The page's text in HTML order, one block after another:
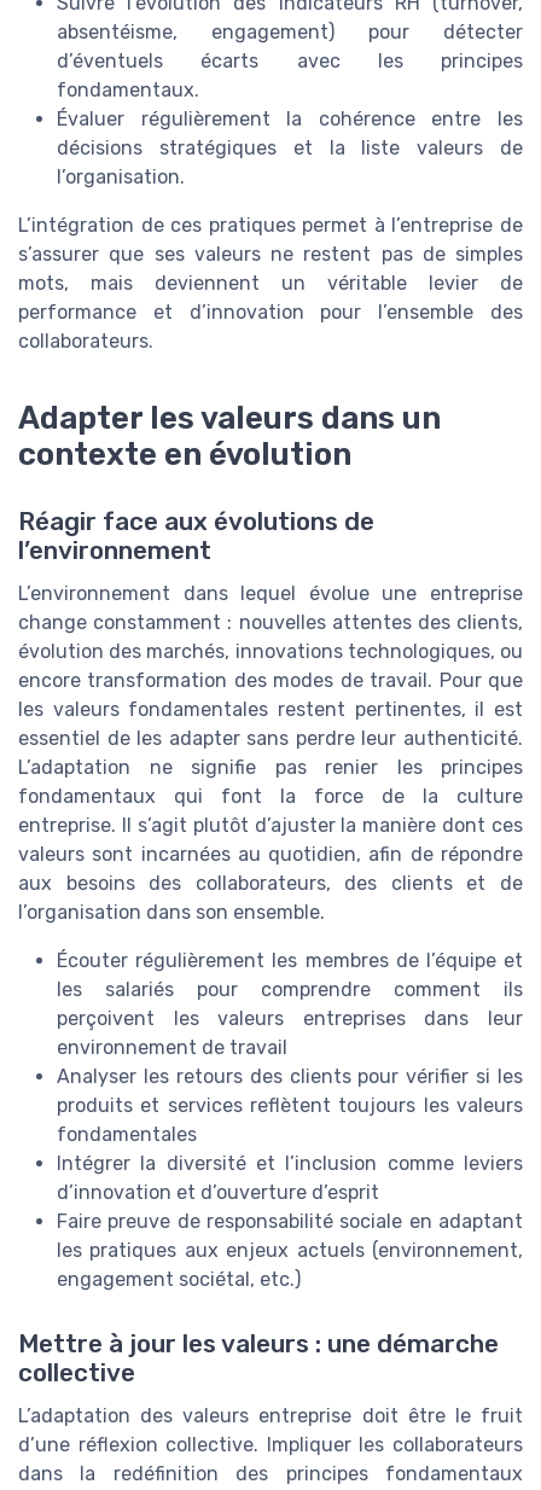
absentéisme, engagement) pour détecter
d’éventuels écarts avec les principes
fondamentaux.
Évaluer régulièrement la cohérence entre les
décisions stratégiques et la liste valeurs de
l’organisation.
L’intégration de ces pratiques permet à l’entreprise de
s’assurer que ses valeurs ne restent pas de simples
mots, mais deviennent un véritable levier de
performance et d’innovation pour l’ensemble des
collaborateurs.
Adapter les valeurs dans un
contexte en évolution
Réagir face aux évolutions de
l’environnement
L’environnement dans lequel évolue une entreprise
change constamment : nouvelles attentes des clients,
évolution des marchés, innovations technologiques, ou
encore transformation des modes de travail. Pour que
les valeurs fondamentales restent pertinentes, il est
essentiel de les adapter sans perdre leur authenticité.
L’adaptation ne signifie pas renier les principes
fondamentaux qui font la force de la culture
entreprise. Il s’agit plutôt d’ajuster la manière dont ces
valeurs sont incarnées au quotidien, afin de répondre
aux besoins des collaborateurs, des clients et de
l’organisation dans son ensemble.
Écouter régulièrement les membres de l’équipe et
les salariés pour comprendre comment ils
perçoivent les valeurs entreprises dans leur
environnement de travail
Analyser les retours des clients pour vérifier si les
produits et services reflètent toujours les valeurs
fondamentales
Intégrer la diversité et l’inclusion comme leviers
d’innovation et d’ouverture d’esprit
Faire preuve de responsabilité sociale en adaptant
les pratiques aux enjeux actuels (environnement,
engagement sociétal, etc.)
Mettre à jour les valeurs : une démarche
collective
L’adaptation des valeurs entreprise doit être le fruit
d’une réflexion collective. Impliquer les collaborateurs
dans la redéfinition des principes fondamentaux